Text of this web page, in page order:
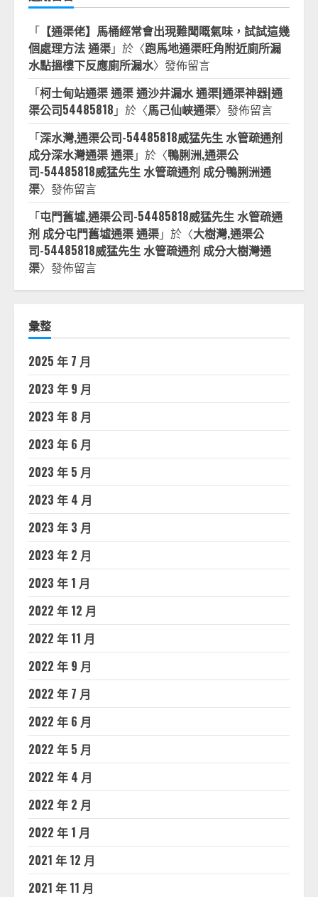
「 【通渠佬】馬桶經常會出現難聞嘅氣味，試試這幾
個處理方法 通渠」於〈跑馬地通渠旺角附近廁所漏
水點搵樓下反應廁所漏水〉發佈留言
「柯士甸站通渠 通渠 通沙井漏水 通渠|通渠神器|通
渠公司54485818 」於〈馬己仙峽通渠〉發佈留言
「深水灣,通渠公司-54485818威猛先生 水管疏通剂
成分深水灣通渠 通渠」於〈鴨脷洲,通渠公
司-54485818威猛先生 水管疏通剂 成分鴨脷洲通
渠〉發佈留言
「屯門舊墟,通渠公司-54485818威猛先生 水管疏通
剂 成分屯門舊墟通渠 通渠」於〈大樹灣,通渠公
司-54485818威猛先生 水管疏通剂 成分大樹灣通
渠〉發佈留言
彙整
2025 年 7 月
2023 年 9 月
2023 年 8 月
2023 年 6 月
2023 年 5 月
2023 年 4 月
2023 年 3 月
2023 年 2 月
2023 年 1 月
2022 年 12 月
2022 年 11 月
2022 年 9 月
2022 年 7 月
2022 年 6 月
2022 年 5 月
2022 年 4 月
2022 年 2 月
2022 年 1 月
2021 年 12 月
2021 年 11 月